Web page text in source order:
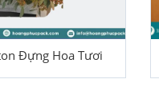
Đựng Hoa Tươi